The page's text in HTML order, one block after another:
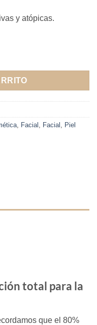
y atópicas.
cantidad
Facial Facial
Piel
total para la
que el 80%